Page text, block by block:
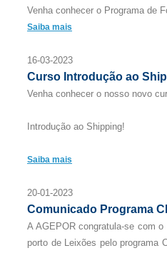
Venha conhecer o Programa de
Saiba mais
16-03-2023
Curso Introdução ao
Venha conhecer o nosso novo
Introdução ao Shipping!
Saiba mais
20-01-2023
Comunicado Programa
A AGEPOR congratula-se com
porto de Leixões pelo programa